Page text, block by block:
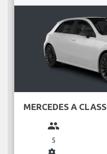
MERCEDES A CLASS
group
5